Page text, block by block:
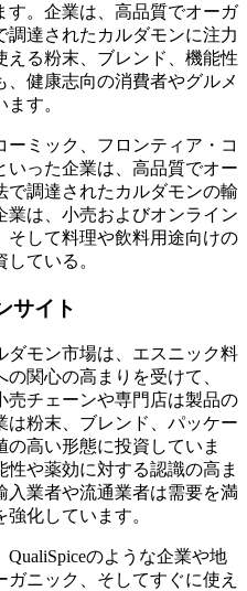
す。企業は、高品質でオーガ
達されたカルダモンに注力
える粉末、ブレンド、機能性
健康志向の消費者やグルメ
す。
ミック、フロンティア・コ
いった企業は、高品質でオー
で調達されたカルダモンの輸
業は、小売およびオンライン
そして料理や飲料用途向けの
ている。
サイト
ダモン市場は、エスニック料
関心の高まりを受けて、
売チェーンや専門店は製品の
粉末、ブレンド、パッケー
高い形態に投資していま
や薬効に対する認識の高ま
入業者や流通業者は需要を満
化しています。
のような企業や地
ニック、そしてすぐに使え